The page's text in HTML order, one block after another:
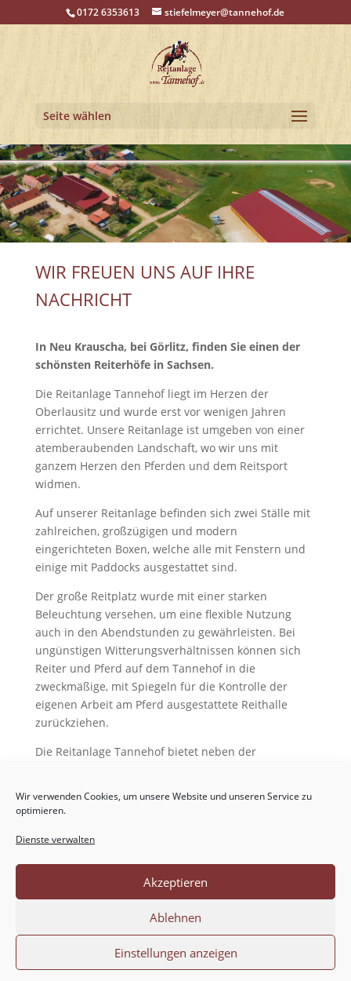
Wir verwenden Cookies, um unsere Website und unseren Service zu
optimieren.
Dienste verwalten
Akzeptieren
Ablehnen
Einstellungen anzeigen
0172 6353613 stiefelmeyer@tannehof.de
Seite wählen
WIR FREUEN UNS AUF IHRE
NACHRICHT
In Neu Krauscha, bei Görlitz, finden Sie einen der
schönsten Reiterhöfe in Sachsen.
Die Reitanlage Tannehof liegt im Herzen der
Oberlausitz und wurde erst vor wenigen Jahren
errichtet. Unsere Reitanlage ist umgeben von einer
atemberaubenden Landschaft, wo wir uns mit
ganzem Herzen den Pferden und dem Reitsport
widmen.
Auf unserer Reitanlage befinden sich zwei Ställe mit
zahlreichen, großzügigen und modern
eingerichteten Boxen, welche alle mit Fenstern und
einige mit Paddocks ausgestattet sind.
Der große Reitplatz wurde mit einer starken
Beleuchtung versehen, um eine flexible Nutzung
auch in den Abendstunden zu gewährleisten. Bei
ungünstigen Witterungsverhältnissen können sich
Reiter und Pferd auf dem Tannehof in die
zweckmäßige, mit Spiegeln für die Kontrolle der
eigenen Arbeit am Pferd ausgestattete Reithalle
zurückziehen.
Die Reitanlage Tannehof bietet neben der